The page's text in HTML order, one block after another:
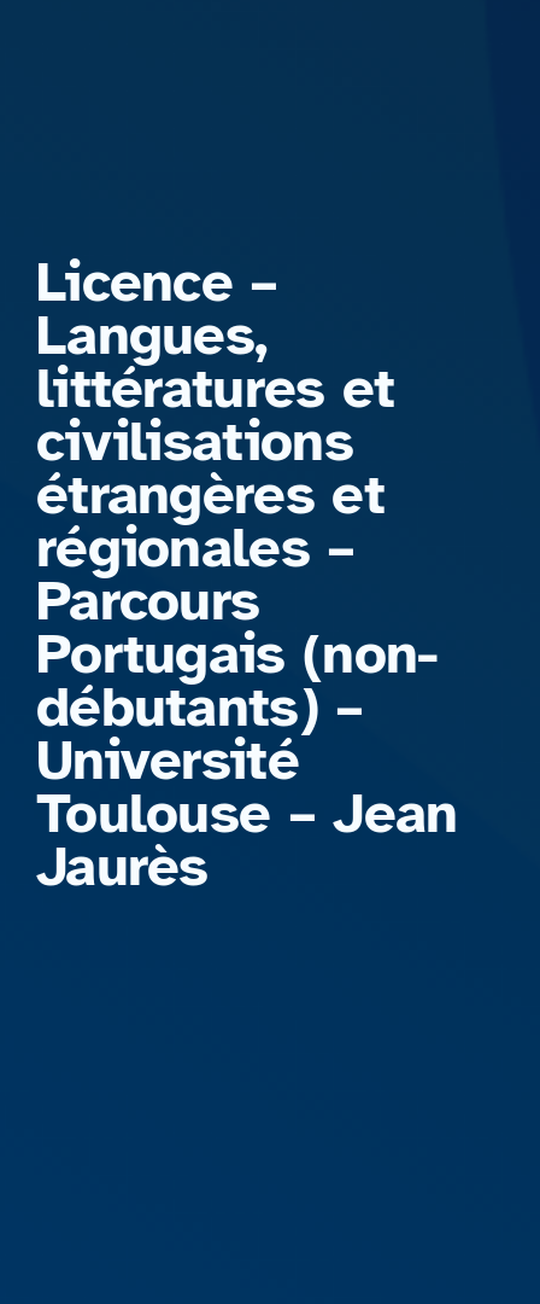
Licence –
Langues,
littératures et
civilisations
étrangères et
régionales –
Parcours
Portugais (non-
débutants) –
Université
Toulouse – Jean
Jaurès